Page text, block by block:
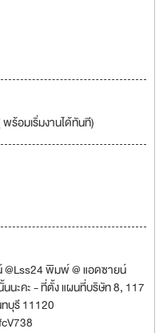
ร้อมเริ่มงานได้ทันที)
@Lss24 พิมพ์ @ แอดซายน์
นะคะ - ที่ตั้ง แผนที่บริษัท 8, 117
บุรี 11120